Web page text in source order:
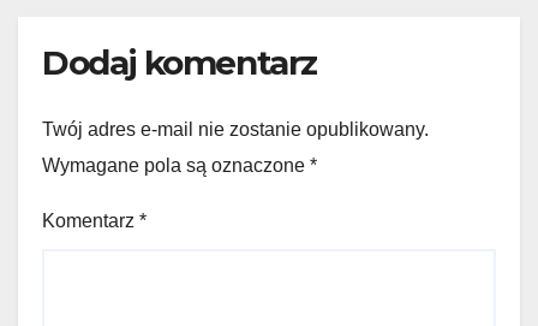
Dodaj komentarz
Twój adres e-mail nie zostanie opublikowany.
Wymagane pola są oznaczone *
Komentarz *